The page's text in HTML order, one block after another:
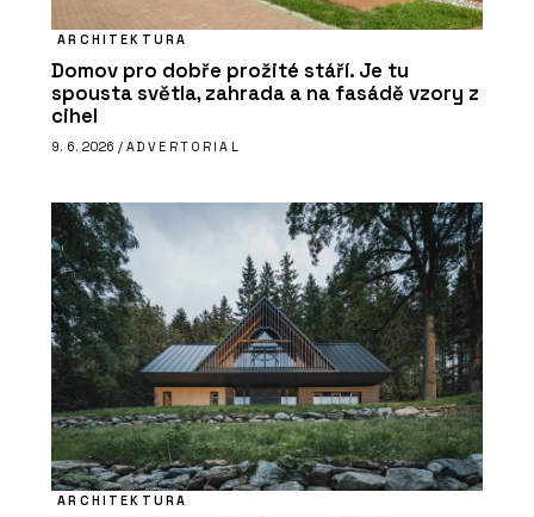
ARCHITEKTURA
Domov pro dobře prožité stáří. Je tu
spousta světla, zahrada a na fasádě vzory z
cihel
9. 6. 2026 / ADVERTORIAL
ARCHITEKTURA